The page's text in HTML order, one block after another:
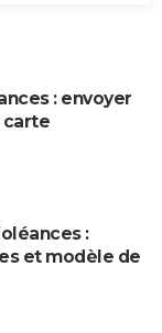
: envoyer
carte
:
et modèle de